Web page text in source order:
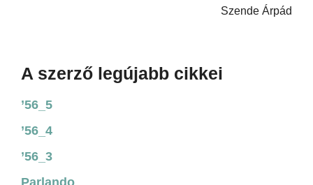
Szende Árpád
A szerző legújabb cikkei
’56_5
’56_4
’56_3
Parlando